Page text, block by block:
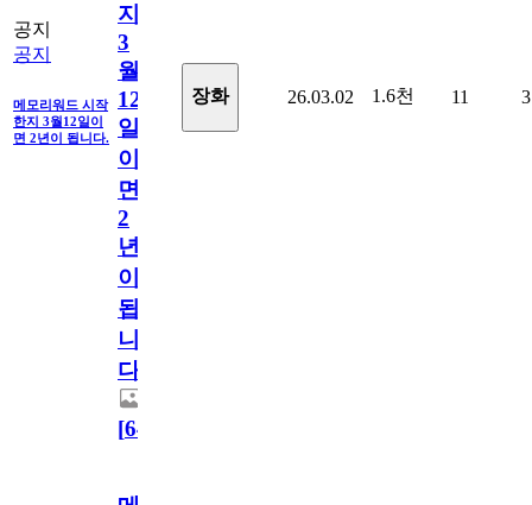
공지
공지
메모리워드 시작
한지 3월12일이
면 2년이 됩니다.
지
3
월
12
일
이
면
2
년
이
됩
니
다.
[64
장화 26.03.02 1.6천 11 3